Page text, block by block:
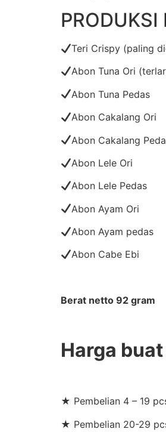
PRODUKSI
Teri Crispy (paling
Abon Tuna Ori
Abon Tuna Pedas
Abon Cakalang Ori
Abon Cakalang
Abon Lele Ori
Abon Lele Pedas
Abon Ayam Ori
Abon Ayam pedas
Abon Cabe Ebi
Berat netto 92 gram
Harga
★ Pembelian 4 – 19
★ Pembelian 20-29